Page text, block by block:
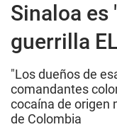
Sinaloa es
guerrilla
"Los dueños de
comandantes
cocaína de origen
de Colombia